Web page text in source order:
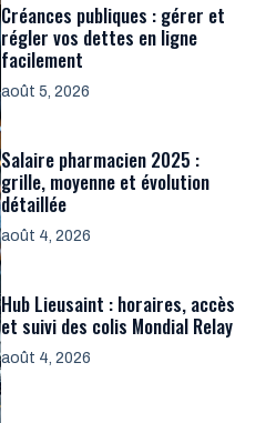
Créances publiques : gérer et
régler vos dettes en ligne
facilement
août 5, 2026
Salaire pharmacien 2025 :
grille, moyenne et évolution
détaillée
août 4, 2026
Hub Lieusaint : horaires, accès
et suivi des colis Mondial Relay
août 4, 2026